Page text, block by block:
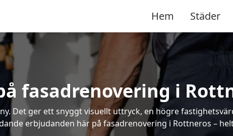
Hem Städer
fasadrenovering i
Det ger ett snyggt visuellt uttryck, en högre
erbjudanden här på fasadrenovering i Rottneros –